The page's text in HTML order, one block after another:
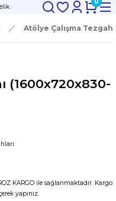
Atölye Çalışma
(1600x720x830-
KARGO ile sağlanmaktadır. Kargo
yapınız.